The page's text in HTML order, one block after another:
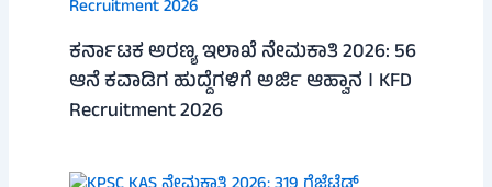
ಕರ್ನಾಟಕ ಅರಣ್ಯ ಇಲಾಖೆ ನೇಮಕಾತಿ 2026: 56
ಆನೆ ಕವಾಡಿಗ ಹುದ್ದೆಗಳಿಗೆ ಅರ್ಜಿ ಆಹ್ವಾನ । KFD
Recruitment 2026